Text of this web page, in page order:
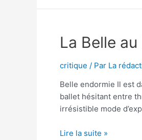
La Belle
critique / Par La
Belle endormie Il est
ballet hésitant entre
irrésistible mode
La
Lire la suite »